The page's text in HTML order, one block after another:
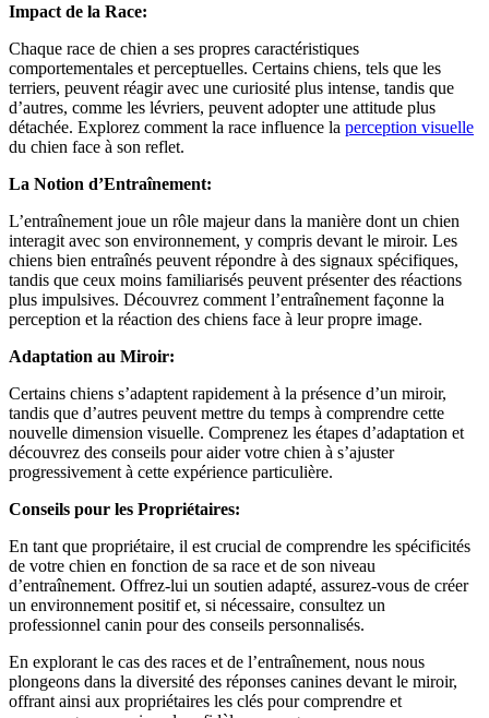
Impact de la Race:
Chaque race de chien a ses propres caractéristiques
comportementales et perceptuelles. Certains chiens, tels que les
terriers, peuvent réagir avec une curiosité plus intense, tandis que
d’autres, comme les lévriers, peuvent adopter une attitude plus
détachée. Explorez comment la race influence la perception visuelle
du chien face à son reflet.
La Notion d’Entraînement:
L’entraînement joue un rôle majeur dans la manière dont un chien
interagit avec son environnement, y compris devant le miroir. Les
chiens bien entraînés peuvent répondre à des signaux spécifiques,
tandis que ceux moins familiarisés peuvent présenter des réactions
plus impulsives. Découvrez comment l’entraînement façonne la
perception et la réaction des chiens face à leur propre image.
Adaptation au Miroir:
Certains chiens s’adaptent rapidement à la présence d’un miroir,
tandis que d’autres peuvent mettre du temps à comprendre cette
nouvelle dimension visuelle. Comprenez les étapes d’adaptation et
découvrez des conseils pour aider votre chien à s’ajuster
progressivement à cette expérience particulière.
Conseils pour les Propriétaires:
En tant que propriétaire, il est crucial de comprendre les spécificités
de votre chien en fonction de sa race et de son niveau
d’entraînement. Offrez-lui un soutien adapté, assurez-vous de créer
un environnement positif et, si nécessaire, consultez un
professionnel canin pour des conseils personnalisés.
En explorant le cas des races et de l’entraînement, nous nous
plongeons dans la diversité des réponses canines devant le miroir,
offrant ainsi aux propriétaires les clés pour comprendre et